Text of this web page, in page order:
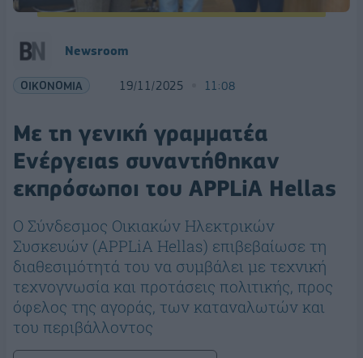
Newsroom
ΟΙΚΟΝΟΜΙΑ 19/11/2025 11:08
Με τη γενική γραμματέα
Ενέργειας συναντήθηκαν
εκπρόσωποι του APPLiA Hellas
Ο Σύνδεσμος Οικιακών Ηλεκτρικών
Συσκευών (APPLiA Hellas) επιβεβαίωσε τη
διαθεσιμότητά του να συμβάλει με τεχνική
τεχνογνωσία και προτάσεις πολιτικής, προς
όφελος της αγοράς, των καταναλωτών και
του περιβάλλοντος